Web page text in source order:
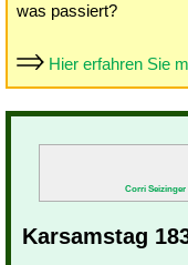
was passiert?
Hier erfahren Sie
Corri Seizinger
Karsamstag